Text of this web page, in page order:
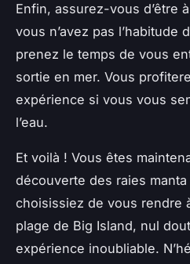
Enfin, assurez-vous d’être à
vous n’avez pas l’habitude
prenez le temps de vous
sortie en mer. Vous
expérience si vous vous
l’eau.
Et voilà ! Vous êtes
découverte des raies
choisissiez de vous rendre
plage de Big Island, nul
expérience inoubliable.